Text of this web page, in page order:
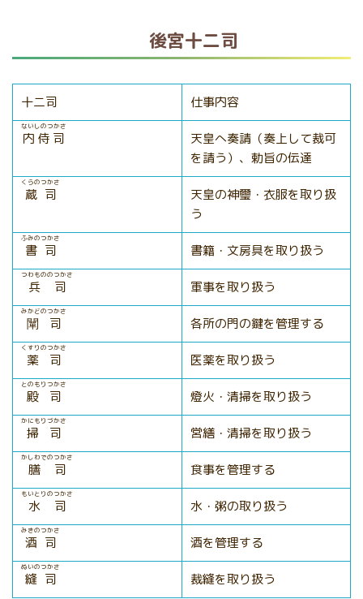
後宮十二司
十二司 仕事内容
内侍司
ないしのつかさ
天皇へ奏請（奏上して裁可
を請う）、勅旨の伝達
蔵司
くらのつかさ
天皇の神璽・衣服を取り扱
う
書司
ふみのつかさ
書籍・文房具を取り扱う
兵司
つわもののつかさ
軍事を取り扱う
闡司
みかどのつかさ
各所の門の鍵を管理する
薬司
くすりのつかさ
医薬を取り扱う
殿司
とのもりつかさ
燈火・清掃を取り扱う
掃司
かにもりづかさ
営繕・清掃を取り扱う
膳司
かしわでのつかさ
食事を管理する
水司
もいとりのつかさ
水・粥の取り扱う
酒司
みきのつかさ
酒を管理する
縫司
ぬいのつかさ
裁縫を取り扱う